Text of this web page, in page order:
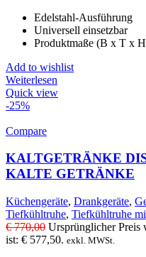
Edelstahl-Ausführung
Universell einsetzbar
Produktmaße (B x T x
Add to wishlist
Weiterlesen
Quick view
-25%
Compare
KALTGETRÄNKE
KALTE GETRÄNKE
Küchengeräte, Drankgeräte,
Tiefkühltruhe, Tiefkühltruhe
€770,00 Ursprünglicher Preis
ist: € 577,50. exkl. MWSt.